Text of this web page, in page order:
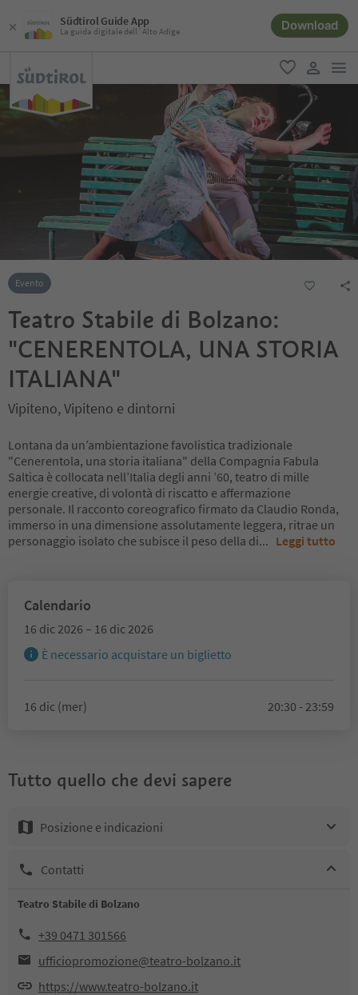
Südtirol Guide App
La guida digitale dell´Alto Adige Download
favoriti
user link
Evento
Teatro Stabile di Bolzano:
"CENERENTOLA, UNA STORIA
ITALIANA"
Vipiteno, Vipiteno e dintorni
Lontana da un’ambientazione favolistica tradizionale
"Cenerentola, una storia italiana" della Compagnia Fabula
Saltica è collocata nell’Italia degli anni ’60, teatro di mille
energie creative, di volontà di riscatto e affermazione
personale. Il racconto coreografico firmato da Claudio Ronda,
immerso in una dimensione assolutamente leggera, ritrae un
personaggio isolato che subisce il peso della di... Leggi tutto
Calendario
16 dic 2026 – 16 dic 2026
È necessario acquistare un biglietto
16 dic (mer) 20:30 - 23:59
Tutto quello che devi sapere
Posizione e indicazioni
Contatti
Teatro Stabile di Bolzano
+39 0471 301566
ufficiopromozione@teatro-bolzano.it
https://www.teatro-bolzano.it